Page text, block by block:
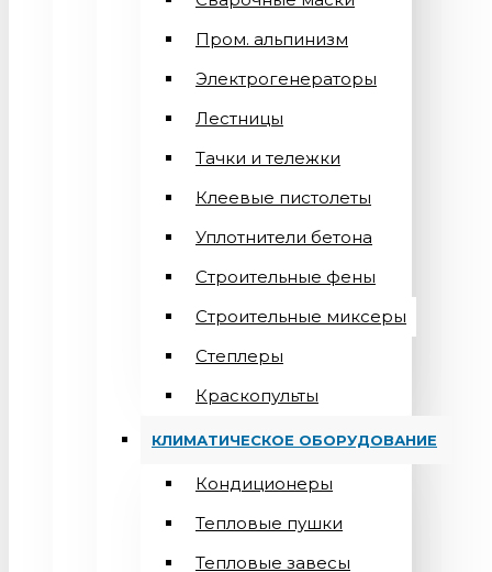
Пром. альпинизм
Электрогенераторы
Лестницы
Тачки и тележки
Клеевые пистолеты
Уплотнители бетона
Строительные фены
Строительные миксеры
Степлеры
Краскопульты
КЛИМАТИЧЕСКОЕ ОБОРУДОВАНИЕ
Кондиционеры
Teпловые пушки
Тепловые завесы